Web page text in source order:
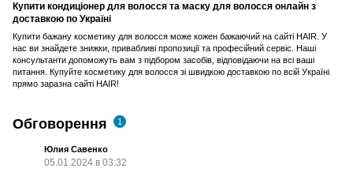
Купити кондиціонер для волосся та маску для волосся онлайн з
доставкою по Україні
Купити бажану косметику для волосся може кожен бажаючий на сайті HAIR. У
нас ви знайдете знижки, привабливі пропозиції та професійний сервіс. Наші
консультанти допоможуть вам з підбором засобів, відповідаючи на всі ваші
питання. Купуйте косметику для волосся зі швидкою доставкою по всій Україні
прямо заразна сайті HAIR!
Обговорення 1
Юлия Савенко
05.01.2024 в 03:32